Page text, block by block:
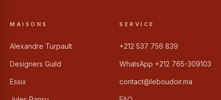
MAISONS
Alexandre Turpault
Designers Guild
Essix
SERVICE
+212 537 756 839
WhatsApp +212 765-309103
contact@leboudoir.ma